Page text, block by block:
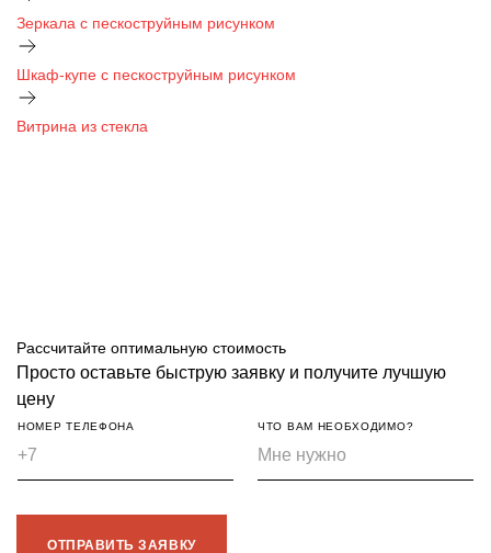
Зеркала с пескоструйным рисунком
Шкаф-купе с пескоструйным рисунком
Витрина из стекла
Рассчитайте оптимальную стоимость
Просто оставьте быструю заявку и получите лучшую
цену
НОМЕР ТЕЛЕФОНА ЧТО ВАМ НЕОБХОДИМО?
ОТПРАВИТЬ ЗАЯВКУ